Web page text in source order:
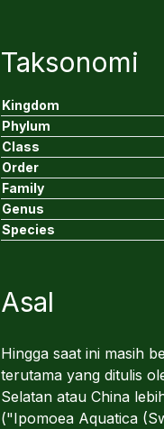
Taksonomi
Kingdom
Phylum
Class
Order
Family
Genus
Species
Asal
Hingga saat ini masih
terutama yang ditulis
Selatan atau China
("Ipomoea Aquatica